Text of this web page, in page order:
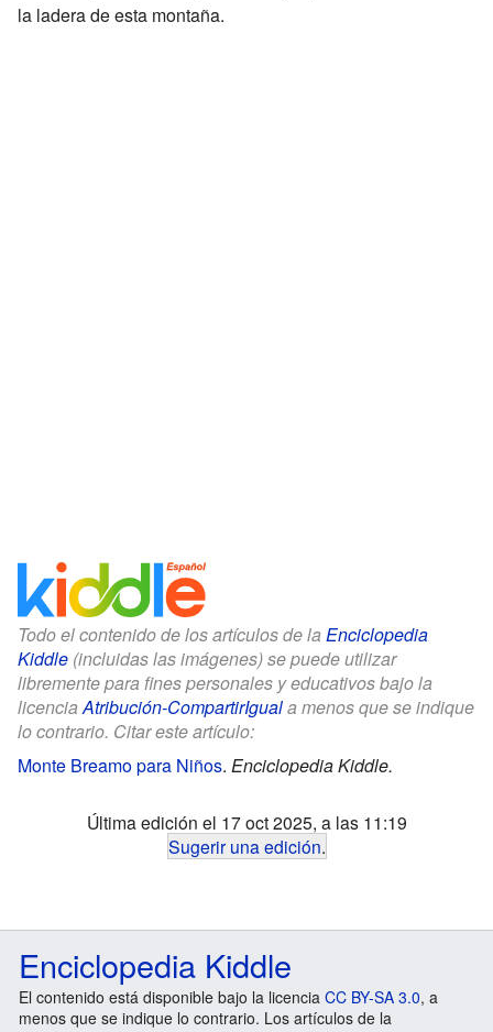
la ladera de esta montaña.
Todo el contenido de los artículos de la Enciclopedia
Kiddle (incluidas las imágenes) se puede utilizar
libremente para fines personales y educativos bajo la
licenciaAtribución-CompartirIguala menos que se indique
lo contrario. Citar este artículo:
Monte Breamo para Niños. Enciclopedia Kiddle.
Última edición el 17 oct 2025, a las 11:19
Sugerir una edición.
Enciclopedia Kiddle
El contenido está disponible bajo la licencia CC BY-SA 3.0, a
menos que se indique lo contrario. Los artículos de la